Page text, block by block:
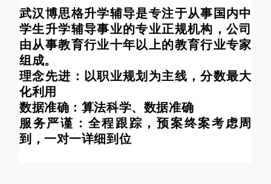
武汉博思格升学辅导是专注于从事国内中
学生升学辅导事业的专业正规机构，公司
由从事教育行业十年以上的教育行业专家
组成。
理念先进：以职业规划为主线，分数最大
化利用
数据准确：算法科学、数据准确
服务严谨：全程跟踪，预案终案考虑周
到，一对一详细到位